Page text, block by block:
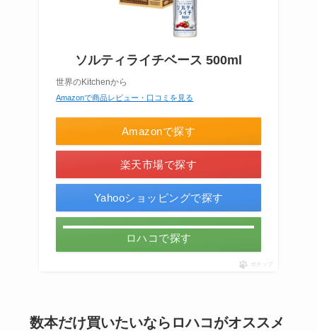
ソルティライチベース 500ml
世界のKitchenから
Amazonで商品レビュー・口コミを見る
Amazonで探す
楽天市場で探す
Yahooショッピングで探す
ロハコで探す
ポチップ
数本だけ買いたいならロハコがオススメ